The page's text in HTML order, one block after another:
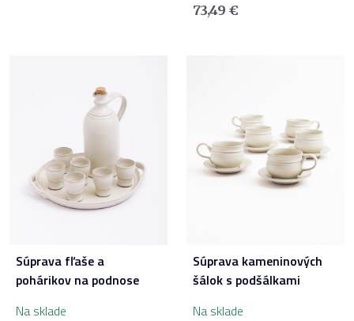
73,49 €
Súprava fľaše a
pohárikov na podnose
Na sklade
Súprava kameninových
šálok s podšálkami
Na sklade